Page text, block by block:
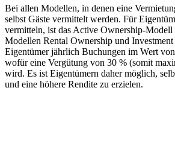
Bei allen Modellen, in denen eine
selbst Gäste vermittelt werden. Für
vermitteln, ist das Active Ownership-Modell
Modellen Rental Ownership und
Eigentümer jährlich Buchungen im Wert
wofür eine Vergütung von 30 % (somit
wird. Es ist Eigentümern daher möglich,
und eine höhere Rendite zu erzielen.